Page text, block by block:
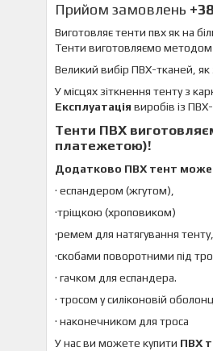
Прийом замовлень
Виготовляє тенти пвх як на
Тенти виготовляємо
Великий вибір ПВХ-тканей, як
У місцях зіткнення тенту з
Експлуатація виробів із
Тенти ПВХ
платежетою)!
Додатково ПВХ тент може
· еспандером (жгутом),
·тріщкою (хроповиком)
·ремем для натягування тенту,
·скобами поворотними під
· гачком для еспандера.
· тросом у силіконовій
· наконечником для троса
У нас ви можете купити ПВХ